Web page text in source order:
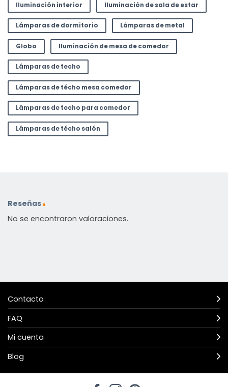
Iluminación interior Iluminación de sala de estar
Lámparas de dormitorio Lámparas de metal
Globo Iluminación de mesa de comedor
Lámparas de techo
Lámparas de técho mesa comedor
Lámparas de techo para comedor
Lámparas de técho salón
Reseñas
No se encontraron valoraciones.
Contacto
FAQ
Mi cuenta
Blog